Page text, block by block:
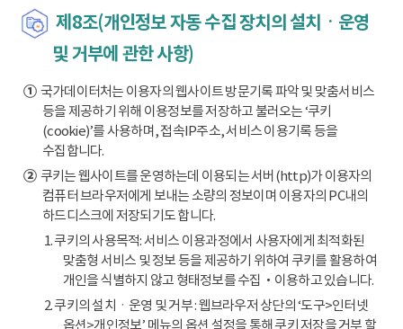
제8조(개인정보 자동 수집 장치의 설치ㆍ운영
및 거부에 관한 사항)
①국가데이터처는 이용자의 웹사이트 방문기록 파악 및 맞춤서비스
등을 제공하기 위해 이용정보를 저장하고 불러오는 ‘쿠키
(cookie)’를 사용하며, 접속IP주소, 서비스 이용기록 등을
수집합니다.
②쿠키는 웹사이트를 운영하는데 이용되는 서버(http)가 이용자의
컴퓨터 브라우저에게 보내는 소량의 정보이며 이용자의 PC내의
하드디스크에 저장되기도 합니다.
1. 쿠키의 사용목적: 서비스 이용과정에서 사용자에게 최적화된
맞춤형 서비스 및 정보 등을 제공하기 위하여 쿠키를 활용하여
개인을 식별하지 않고 형태정보를 수집‧이용하고 있습니다.
2. 쿠키의 설치ㆍ운영 및 거부 : 웹브라우저 상단의 ‘도구>인터넷
옵션>개인정보’ 메뉴의 옵션 설정을 통해 쿠키 저장을 거부 할